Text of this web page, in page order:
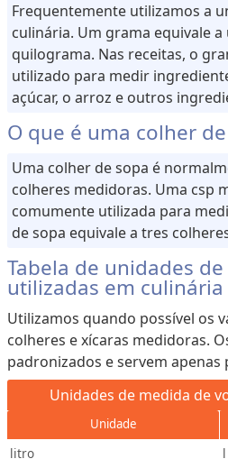
Frequentemente utilizamos a
culinária. Um grama equivale
quilograma. Nas receitas, o
utilizado para medir
açúcar, o arroz e outros
O que é uma colher
Uma colher de sopa é
colheres medidoras. Uma csp
comumente utilizada para
de sopa equivale a tres
Tabela de unidades
utilizadas em culinária
Utilizamos quando possível os
colheres e xícaras medidoras.
padronizados e servem apenas
Unidades de medida de
Unidade
litro l